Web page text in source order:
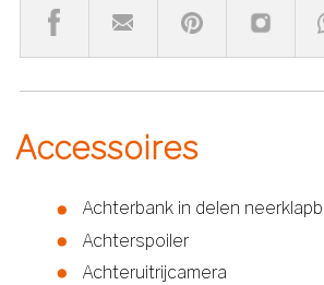
Accessoires
Achterbank in delen
Achterspoiler
Achteruitrijcamera